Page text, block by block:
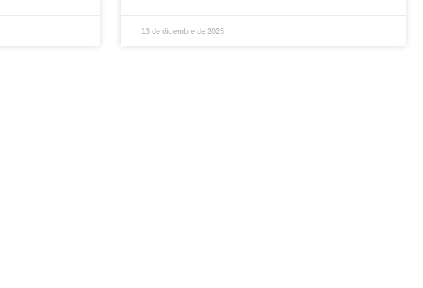
13 de diciembre de 2025